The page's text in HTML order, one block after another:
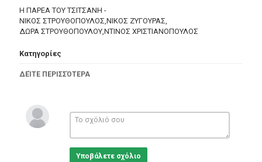
Η ΠΑΡΕΑ ΤΟΥ ΤΣΙΤΣΑΝΗ -
ΝΙΚΟΣ ΣΤΡΟΥΘΟΠΟΥΛΟΣ,ΝΙΚΟΣ ΖΥΓΟΥΡΑΣ,
ΔΩΡΑ ΣΤΡΟΥΘΟΠΟΥΛΟΥ,ΝΤΙΝΟΣ ΧΡΙΣΤΙΑΝΟΠΟΥΛΟΣ
Κατηγορίες
ΔΕΊΤΕ ΠΕΡΙΣΣΌΤΕΡΑ
Υποβάλετε σχόλιο